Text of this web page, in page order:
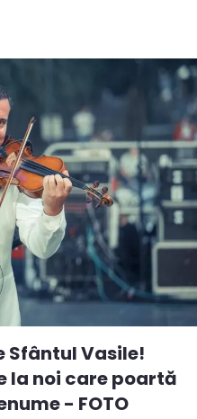
Sfântul Vasile!
la noi care poartă
- FOTO